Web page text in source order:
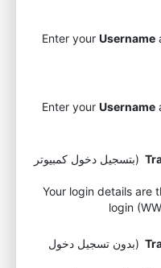
Enter your Username
Enter your Username
(بتسجيل دخول كمبيوتر
Your login details are
login
(بدون تسجيل دخول